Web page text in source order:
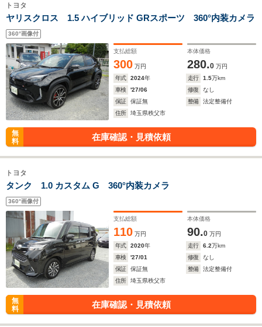
トヨタ
ヤリスクロス 1.5 ハイブリッド GRスポーツ 360°内装カメラ
360°画像付
支払総額
300 万円
本体価格
280.0 万円
年式
2024年 走行 1.5万km
車検
'27/06 修復
なし
保証
保証無 整備
法定整備付
住所
埼玉県秩父市
無
料
在庫確認・見積依頼
トヨタ
タンク 1.0 カスタム G 360°内装カメラ
360°画像付
支払総額
110 万円
本体価格
90.0 万円
年式
2020年 走行 6.2万km
車検
'27/01 修復
なし
保証
保証無 整備
法定整備付
住所
埼玉県秩父市
無
料
在庫確認・見積依頼